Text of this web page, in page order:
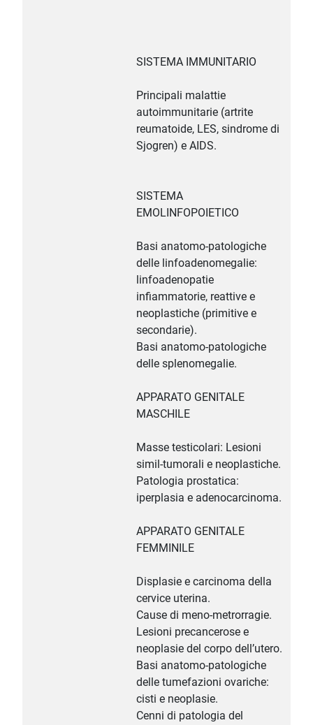
SISTEMA IMMUNITARIO
Principali malattie
autoimmunitarie (artrite
reumatoide, LES, sindrome di
Sjogren) e AIDS.
SISTEMA
EMOLINFOPOIETICO
Basi anatomo-patologiche
delle linfoadenomegalie:
linfoadenopatie
infiammatorie, reattive e
neoplastiche (primitive e
secondarie).
Basi anatomo-patologiche
delle splenomegalie.
APPARATO GENITALE
MASCHILE
Masse testicolari: Lesioni
simil-tumorali e neoplastiche.
Patologia prostatica:
iperplasia e adenocarcinoma.
APPARATO GENITALE
FEMMINILE
Displasie e carcinoma della
cervice uterina.
Cause di meno-metrorragie.
Lesioni precancerose e
neoplasie del corpo dell’utero.
Basi anatomo-patologiche
delle tumefazioni ovariche:
cisti e neoplasie.
Cenni di patologia del